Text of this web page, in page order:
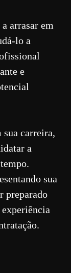
arrasar em
lo a
e
sua carreira,
a
sua
preparado